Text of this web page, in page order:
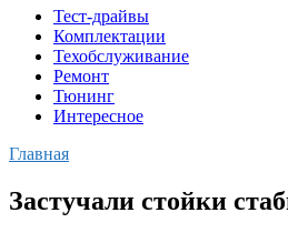
Тест-драйвы
Комплектации
Техобслуживание
Ремонт
Тюнинг
Интересное
Главная
Застучали стойки